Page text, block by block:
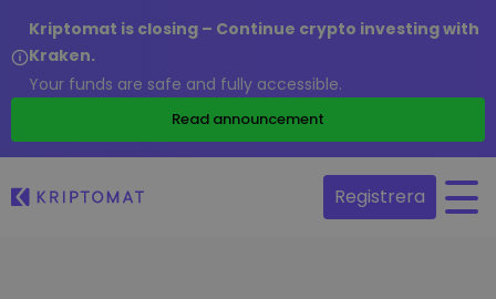
Kriptomat is closing – Continue crypto investing with
Kraken.
Your funds are safe and fully accessible.
Read announcement
Registrera